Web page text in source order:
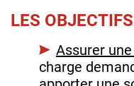
LES OBJECTIFS
Assurer
charge